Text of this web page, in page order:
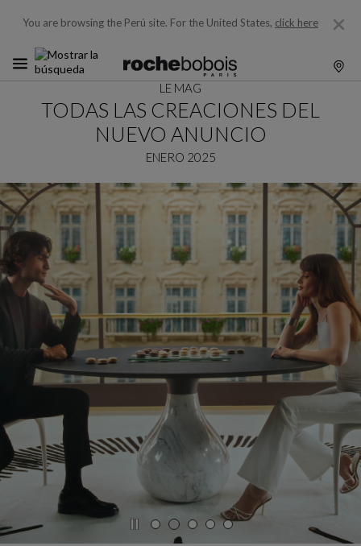
You are browsing the Perú site. For the United States, click here
LE MAG
TODAS LAS CREACIONES DEL
NUEVO ANUNCIO
ENERO 2025